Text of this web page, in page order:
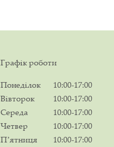
Графік роботи
Понеділок
10:00-17:00
Вівторок
10:00-17:00
Середа
10:00-17:00
Четвер
10:00-17:00
Пʼятниця
10:00-17:00